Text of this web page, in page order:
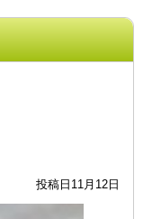
投稿日11月12日